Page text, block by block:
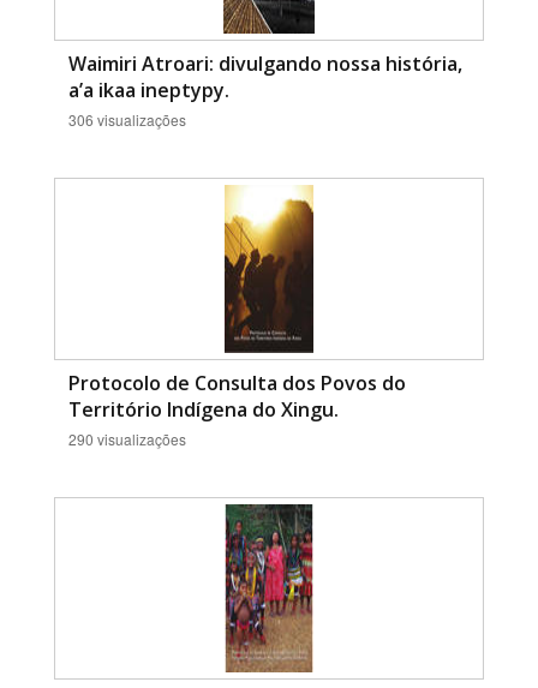
Waimiri Atroari: divulgando nossa história,
a’a ikaa ineptypy.
306 visualizações
Protocolo de Consulta dos Povos do
Território Indígena do Xingu.
290 visualizações